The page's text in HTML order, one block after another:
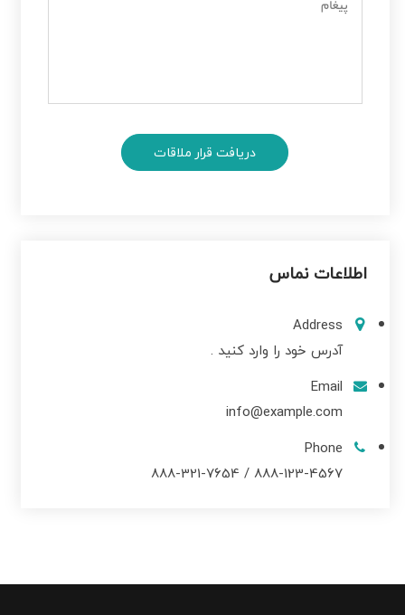
اطلاعات نماس
Address
آدرس خود را وارد کنید .
Email
info@example.com
Phone
888-123-4567 / 888-321-7654